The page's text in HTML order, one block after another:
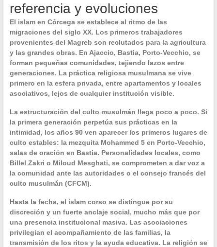
referencia y evoluciones
El islam en Córcegase establece al ritmo de las
migraciones del siglo XX. Los primeros trabajadores
provenientes del Magreb son reclutados para la agricultura
y las grandes obras. En Ajaccio, Bastia, Porto-Vecchio, se
forman pequeñas comunidades, tejiendo lazos entre
generaciones. La práctica religiosa musulmanase vive
primero en la esfera privada, entre apartamentos y locales
asociativos, lejos de cualquier institución visible.
La estructuración del culto musulmán llega poco a poco. Si
la primera generación perpetúa sus prácticas en la
intimidad, los años 90 ven aparecer los primeros lugares de
culto estables: la mezquita Mohammed 5 en Porto-Vecchio,
salas de oración en Bastia. Personalidades locales, como
Billel Zakri o Miloud Mesghati, se comprometen a dar voz a
la comunidad ante las autoridades o el consejo francés del
culto musulmán (CFCM).
Hasta la fecha, el islam corso se distingue por su
discreción y un fuerte anclaje social, mucho más que por
una presencia institucional masiva. Las asociaciones
privilegian el acompañamiento de las familias, la
transmisión de los ritos y la ayuda educativa. La religión se